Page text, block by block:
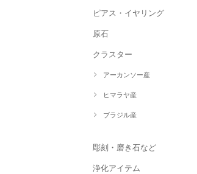
ピアス・イヤリング
原石
クラスター
アーカンソー産
ヒマラヤ産
ブラジル産
彫刻・磨き石など
浄化アイテム